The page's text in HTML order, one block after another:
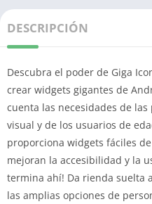
DESCRIPCIÓN
Descubra el poder de Giga
crear widgets gigantes de
cuenta las necesidades de
visual y de los usuarios de
proporciona widgets fáciles
mejoran la accesibilidad y la
termina ahí! Da rienda suelta
las amplias opciones de